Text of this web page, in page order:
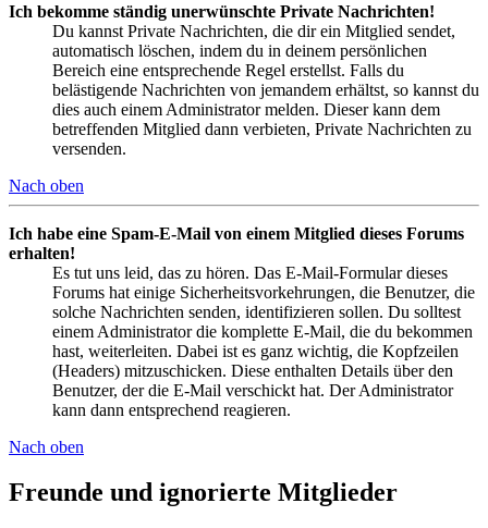
Ich bekomme ständig unerwünschte Private Nachrichten!
Du kannst Private Nachrichten, die dir ein Mitglied sendet,
automatisch löschen, indem du in deinem persönlichen
Bereich eine entsprechende Regel erstellst. Falls du
belästigende Nachrichten von jemandem erhältst, so kannst du
dies auch einem Administrator melden. Dieser kann dem
betreffenden Mitglied dann verbieten, Private Nachrichten zu
versenden.
Nach oben
Ich habe eine Spam-E-Mail von einem Mitglied dieses Forums
erhalten!
Es tut uns leid, das zu hören. Das E-Mail-Formular dieses
Forums hat einige Sicherheitsvorkehrungen, die Benutzer, die
solche Nachrichten senden, identifizieren sollen. Du solltest
einem Administrator die komplette E-Mail, die du bekommen
hast, weiterleiten. Dabei ist es ganz wichtig, die Kopfzeilen
(Headers) mitzuschicken. Diese enthalten Details über den
Benutzer, der die E-Mail verschickt hat. Der Administrator
kann dann entsprechend reagieren.
Nach oben
Freunde und ignorierte Mitglieder